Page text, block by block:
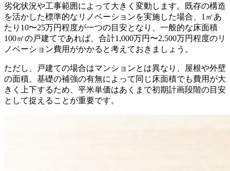
劣化状況や工事範囲によって大きく変動します。既存の構造
を活かした標準的なリノベーションを実施した場合、1㎡あ
たり10〜25万円程度が一つの目安となり、一般的な床面積
100㎡の戸建てであれば、合計1,000万円〜2,500万円程度のリ
ノベーション費用がかかると考えておきましょう。
ただし、戸建ての場合はマンションとは異なり、屋根や外壁
の面積、基礎の補強の有無によって同じ床面積でも費用が大
きく上下するため、平米単価はあくまで初期計画段階の目安
として捉えることが重要です。